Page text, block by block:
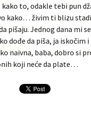
kako to, odakle tebi pun
kako… živim ti blizu
pišaju. Jednog dana mi
dođe da piša, ja
naivna, baba, dobro si
koji neće da plate…